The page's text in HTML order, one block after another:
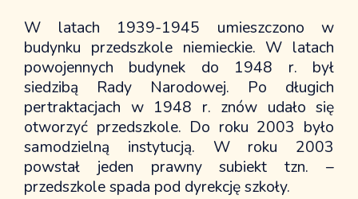
Koncepce rozvoje školy
Pliki do pobrania
Projekty
Erasmus+
Z życia szkoły
Info dla rodziców
Jadalnia
Kalendarz
W latach 1939-1945 umieszczono w
budynku przedszkole niemieckie. W latach
powojennych budynek do 1948 r. był
siedzibą Rady Narodowej. Po długich
pertraktacjach w 1948 r. znów udało się
otworzyć przedszkole. Do roku 2003 było
samodzielną instytucją. W roku 2003
powstał jeden prawny subiekt tzn. –
przedszkole spada pod dyrekcję szkoły.